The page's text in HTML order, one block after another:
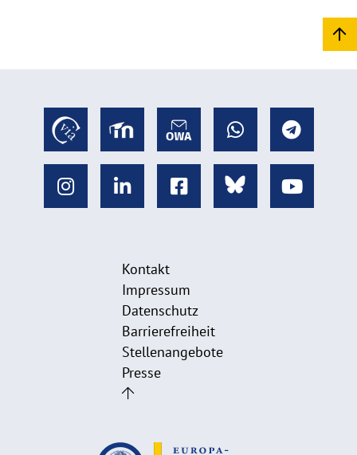
Kontakt
Impressum
Datenschutz
Barrierefreiheit
Stellenangebote
Presse